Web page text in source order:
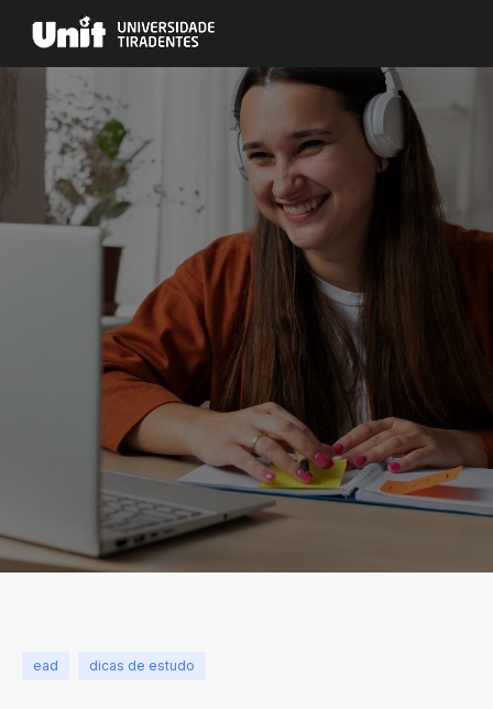
ead dicas de estudo